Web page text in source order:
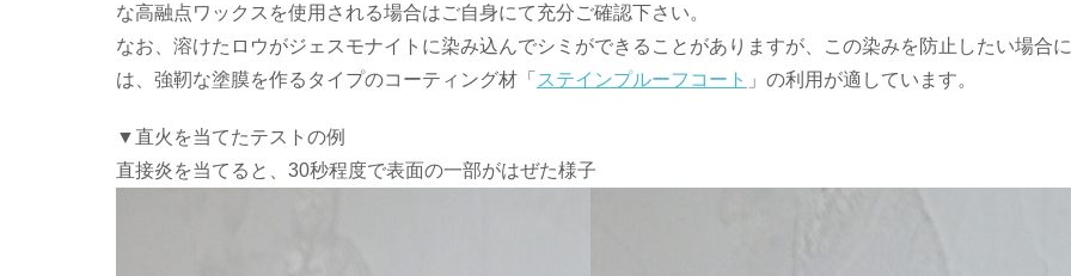
な高融点ワックスを使用される場合はご自身にて充分ご確認下さい。
なお、溶けたロウがジェスモナイトに染み込んでシミができることがありますが、この染みを防止したい場合に
は、強靭な塗膜を作るタイプのコーティング材「 ステインプルーフコート 」の利用が適しています。
▼直火を当てたテストの例
直接炎を当てると、30秒程度で表面の一部がはぜた様子